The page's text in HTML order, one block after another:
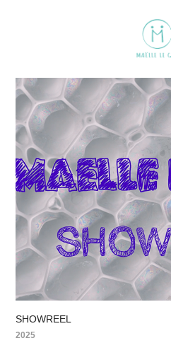
SHOWREEL
2025